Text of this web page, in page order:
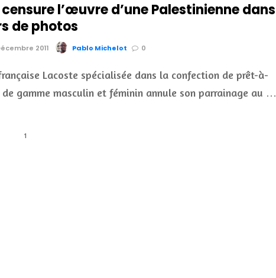
l’œuvre d’une Palestinienne dans
de photos
2011 Pablo Michelot 0
Lacoste spécialisée dans la confection de prêt-à-
gamme masculin et féminin annule son parrainage au …
1